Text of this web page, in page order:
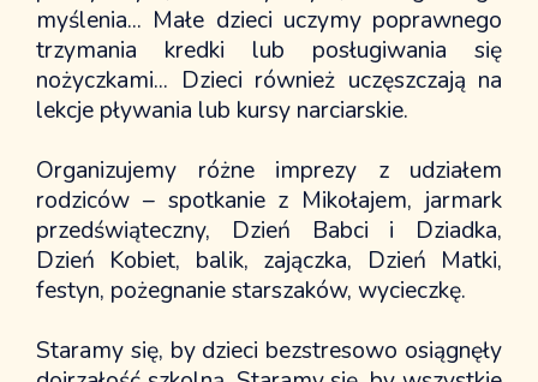
myślenia... Małe dzieci uczymy poprawnego
trzymania kredki lub posługiwania się
nożyczkami... Dzieci również uczęszczają na
lekcje pływania lub kursy narciarskie.
Organizujemy różne imprezy z udziałem
rodziców – spotkanie z Mikołajem, jarmark
przedświąteczny, Dzień Babci i Dziadka,
Dzień Kobiet, balik, zajączka, Dzień Matki,
festyn, pożegnanie starszaków, wycieczkę.
Staramy się, by dzieci bezstresowo osiągnęły